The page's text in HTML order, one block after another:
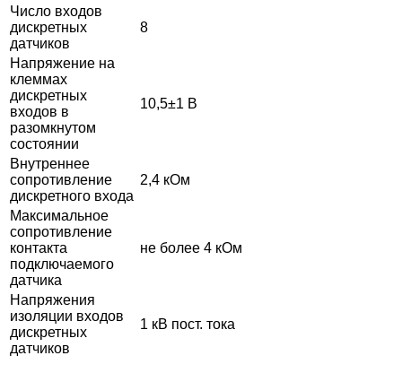
Число входов
дискретных
датчиков
8
Напряжение на
клеммах
дискретных
входов в
разомкнутом
состоянии
10,5±1 В
Внутреннее
сопротивление
дискретного входа
2,4 кОм
Максимальное
сопротивление
контакта
подключаемого
датчика
не более 4 кОм
Напряжения
изоляции входов
дискретных
датчиков
1 кВ пост. тока